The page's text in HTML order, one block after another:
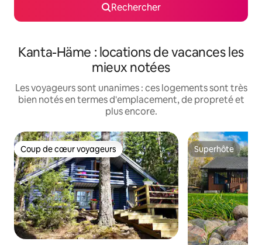
Rechercher
Kanta-Häme : locations de vacances les
mieux notées
Les voyageurs sont unanimes : ces logements sont très
bien notés en termes d'emplacement, de propreté et
plus encore.
Coup de cœur voyageurs
Coup de cœur voyageurs Superhôte
Superhôte